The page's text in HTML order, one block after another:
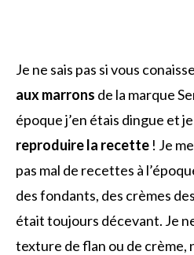
Je ne sais pas si vous
aux marrons de la marque
époque j’en étais dingue et
reproduire la recette ! Je
pas mal de recettes à
des fondants, des crèmes
était toujours décevant. Je
texture de flan ou de crème,